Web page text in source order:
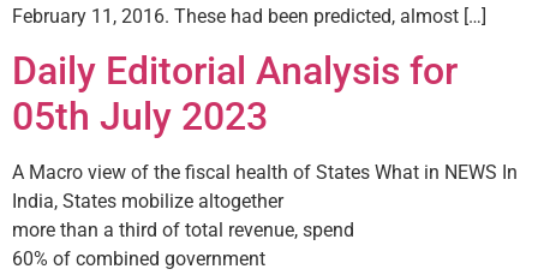
February 11, 2016. These had been predicted, almost […]
Daily Editorial Analysis for
05th July 2023
A Macro view of the fiscal health of States What in NEWS In
India, States mobilize altogether
more than a third of total revenue, spend
60% of combined government